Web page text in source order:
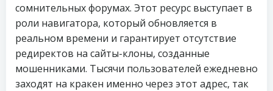
сомнительных форумах. Этот ресурс выступает в
роли навигатора, который обновляется в
реальном времени и гарантирует отсутствие
редиректов на сайты-клоны, созданные
мошенниками. Тысячи пользователей ежедневно
заходят на кракен именно через этот адрес, так